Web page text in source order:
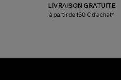
LIVRAISON GRATUITE
à partir de 150 € d'achat*